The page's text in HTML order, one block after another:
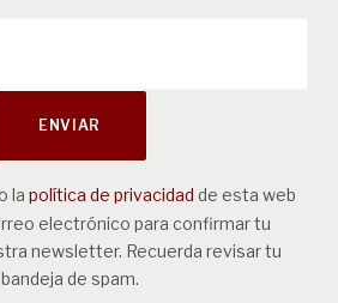
la política de privacidad de esta web
electrónico para confirmar tu
newsletter. Recuerda revisar tu
bandeja de spam.